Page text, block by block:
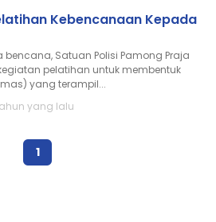
Kebencanaan Kepada
Satuan Polisi Pamong Praja
pelatihan untuk membentuk
yang terampil...
yang lalu
1